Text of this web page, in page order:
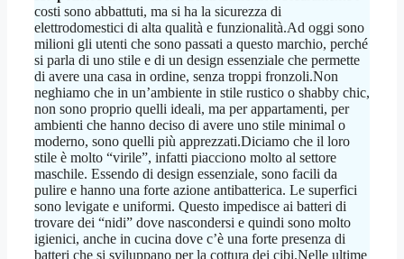
costi sono abbattuti, ma si ha la sicurezza di
elettrodomestici di alta qualità e funzionalità.Ad oggi sono
milioni gli utenti che sono passati a questo marchio, perché
si parla di uno stile e di un design essenziale che permette
di avere una casa in ordine, senza troppi fronzoli.Non
neghiamo che in un’ambiente in stile rustico o shabby chic,
non sono proprio quelli ideali, ma per appartamenti, per
ambienti che hanno deciso di avere uno stile minimal o
moderno, sono quelli più apprezzati.Diciamo che il loro
stile è molto “virile”, infatti piacciono molto al settore
maschile. Essendo di design essenziale, sono facili da
pulire e hanno una forte azione antibatterica. Le superfici
sono levigate e uniformi. Questo impedisce ai batteri di
trovare dei “nidi” dove nascondersi e quindi sono molto
igienici, anche in cucina dove c’è una forte presenza di
batteri che si sviluppano per la cottura dei cibi.Nelle ultime